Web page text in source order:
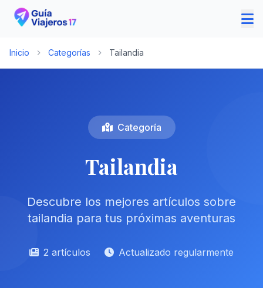
Inicio Categorías Tailandia
Categoría
Tailandia
Descubre los mejores artículos sobre
tailandia para tus próximas aventuras
2 artículos Actualizado regularmente